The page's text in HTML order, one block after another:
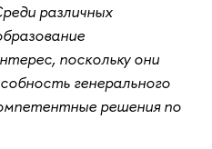
различных
поскольку они
генерального
решения по